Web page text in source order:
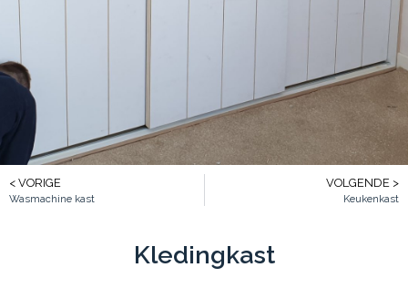
< VORIGE
Wasmachine kast
VOLGENDE >
Keukenkast
Kledingkast